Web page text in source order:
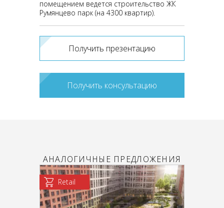
помещением ведется строительство ЖК
Румянцево парк (на 4300 квартир).
Получить презентацию
Получить консультацию
АНАЛОГИЧНЫЕ ПРЕДЛОЖЕНИЯ
Retail